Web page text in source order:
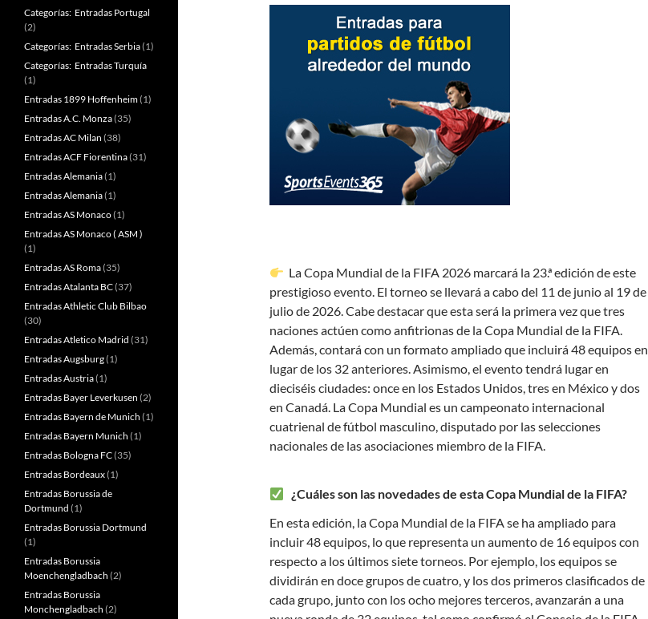
La Copa Mundial de la FIFA 2026 marcará la 23.ª edición de este
prestigioso evento. El torneo se llevará a cabo del 11 de junio al 19 de
julio de 2026. Cabe destacar que esta será la primera vez que tres
naciones actúen como anfitrionas de la Copa Mundial de la FIFA.
Además, contará con un formato ampliado que incluirá 48 equipos en
lugar de los 32 anteriores. Asimismo, el evento tendrá lugar en
dieciséis ciudades: once en los Estados Unidos, tres en México y dos
en Canadá. La Copa Mundial es un campeonato internacional
cuatrienal de fútbol masculino, disputado por las selecciones
nacionales de las asociaciones miembro de la FIFA.
¿Cuáles son las novedades de esta Copa Mundial de la FIFA?
En esta edición, la Copa Mundial de la FIFA se ha ampliado para
incluir 48 equipos, lo que representa un aumento de 16 equipos con
respecto a los últimos siete torneos. Por ejemplo, los equipos se
dividirán en doce grupos de cuatro, y los dos primeros clasificados de
cada grupo, junto con los ocho mejores terceros, avanzarán a una
Categorías: Entradas Portugal
(2)
Categorías: Entradas Serbia(1)
Categorías: Entradas Turquía
(1)
Entradas 1899 Hoffenheim(1)
Entradas A.C. Monza(35)
Entradas AC Milan (38)
Entradas ACF Fiorentina(31)
Entradas Alemania(1)
Entradas Alemania(1)
Entradas AS Monaco(1)
Entradas AS Monaco ( ASM )
(1)
Entradas AS Roma(35)
Entradas Atalanta BC(37)
Entradas Athletic Club Bilbao
(30)
Entradas Atletico Madrid (31)
Entradas Augsburg(1)
Entradas Austria(1)
Entradas Bayer Leverkusen (2)
Entradas Bayern de Munich (1)
Entradas Bayern Munich (1)
Entradas Bologna FC(35)
Entradas Bordeaux(1)
Entradas Borussia de
Dortmund (1)
Entradas Borussia Dortmund
(1)
Entradas Borussia
Moenchengladbach (2)
Entradas Borussia
Monchengladbach (2)